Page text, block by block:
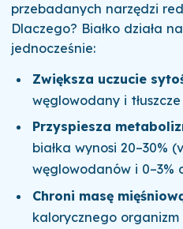
przebadanych narzędzi
Dlaczego? Białko działa
jednocześnie:
Zwiększa uczucie
węglowodany i tłuszcze
Przyspiesza
białka wynosi 20–30%
węglowodanów i 0–3%
Chroni masę
kalorycznego